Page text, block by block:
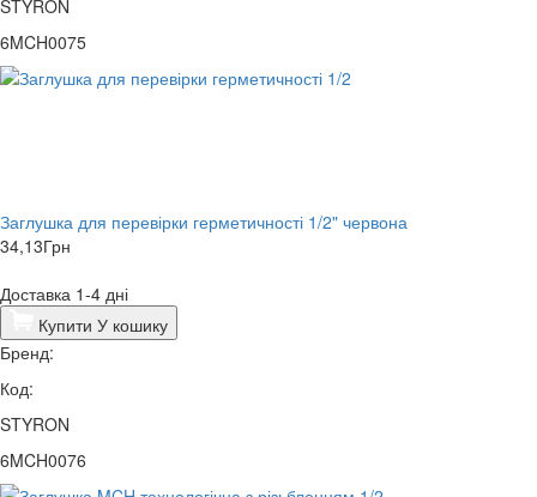
STYRON
6MCH0075
Заглушка для перевірки герметичності 1/2" червона
34,13Грн
Доставка 1-4 дні
Купити У кошику
Бренд:
Код:
STYRON
6MCH0076